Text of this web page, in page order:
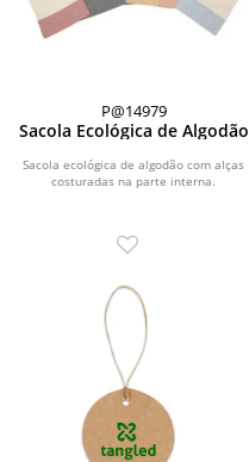
P@14979
Sacola Ecológica de Algodão
Sacola ecológica de algodão com alças
costuradas na parte interna.